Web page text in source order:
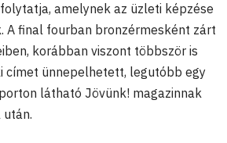
amelynek az üzleti képzése
A final fourban bronzérmesként zárt
korábban viszont többször is
címet ünnepelhetett, legutóbb egy
látható Jövünk! magazinnak
után.